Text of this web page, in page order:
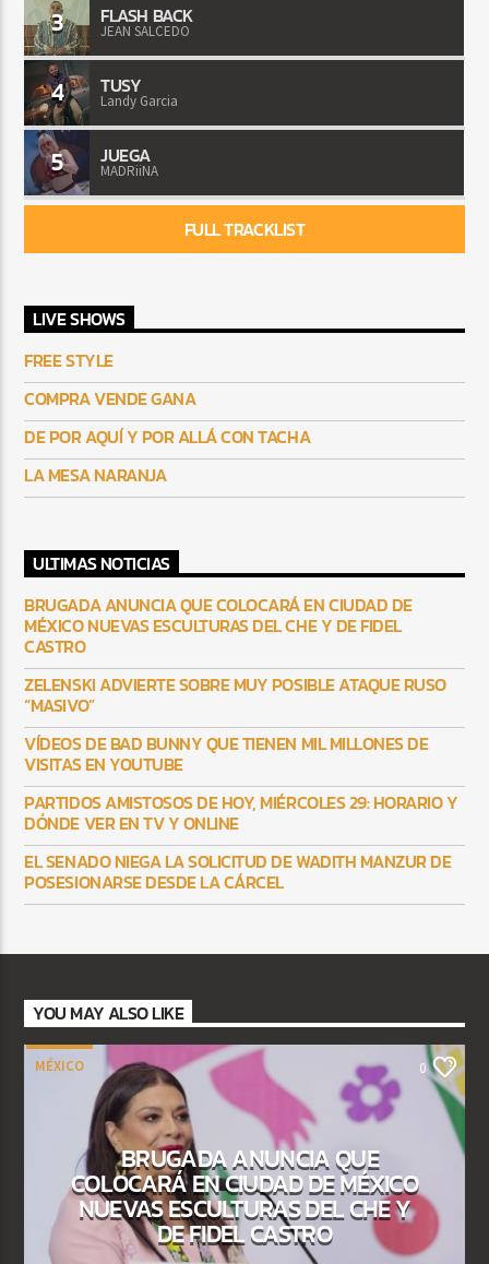
3 FLASH BACK
JEAN SALCEDO
4 TUSY
Landy Garcia
5 JUEGA
MADRiiNA
FULL TRACKLIST
LIVE SHOWS
FREE STYLE
COMPRA VENDE GANA
DE POR AQUÍ Y POR ALLÁ CON TACHA
LA MESA NARANJA
ULTIMAS NOTICIAS
BRUGADA ANUNCIA QUE COLOCARÁ EN CIUDAD DE
MÉXICO NUEVAS ESCULTURAS DEL CHE Y DE FIDEL
CASTRO
ZELENSKI ADVIERTE SOBRE MUY POSIBLE ATAQUE RUSO
“MASIVO”
VÍDEOS DE BAD BUNNY QUE TIENEN MIL MILLONES DE
VISITAS EN YOUTUBE
PARTIDOS AMISTOSOS DE HOY, MIÉRCOLES 29: HORARIO Y
DÓNDE VER EN TV Y ONLINE
EL SENADO NIEGA LA SOLICITUD DE WADITH MANZUR DE
POSESIONARSE DESDE LA CÁRCEL
YOU MAY ALSO LIKE
MÉXICO 0
BRUGADA ANUNCIA QUE
COLOCARÁ EN CIUDAD DE MÉXICO
NUEVAS ESCULTURAS DEL CHE Y
DE FIDEL CASTRO